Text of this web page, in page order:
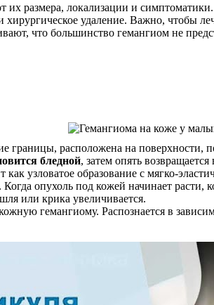
их размера, локализации и
хирургическое удаление. Важно, чтобы
что большинство гемангиом не
границы, расположена на
бледной, затем опять возвращается
узловатое образование с мягко-
опухоль под кожей начинает расти,
или крика увеличивается.
гемангиому. Распознается в